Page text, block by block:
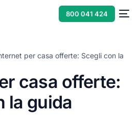
800 041 424
per casa offerte: Scegli con la
casa offerte:
la guida